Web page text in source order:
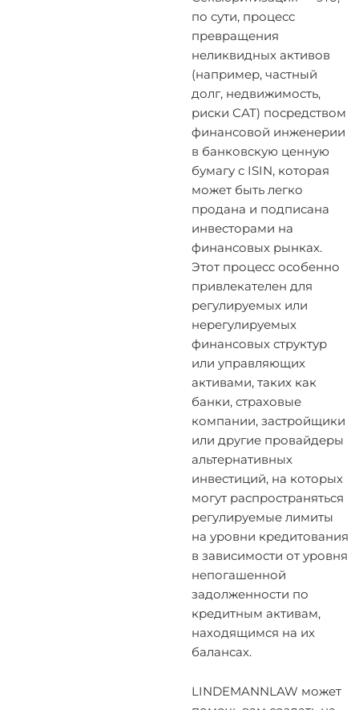
по сути, процесс
превращения
неликвидных активов
(например, частный
долг, недвижимость,
риски САТ) посредством
финансовой инженерии
в банковскую ценную
бумагу с ISIN, которая
может быть легко
продана и подписана
инвесторами на
финансовых рынках.
Этот процесс особенно
привлекателен для
регулируемых или
нерегулируемых
финансовых структур
или управляющих
активами, таких как
банки, страховые
компании, застройщики
или другие провайдеры
альтернативных
инвестиций, на которых
могут распространяться
регулируемые лимиты
на уровни кредитования
в зависимости от уровня
непогашенной
задолженности по
кредитным активам,
находящимся на их
балансах.
LINDEMANNLAW может